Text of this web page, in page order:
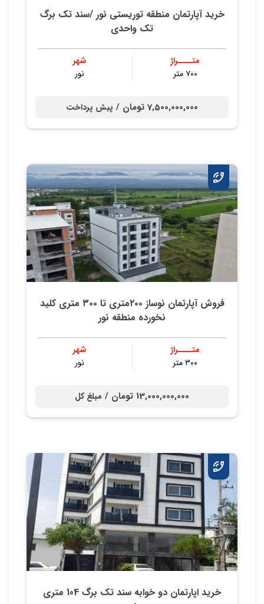
خرید آپارتمان منطقه توریستی نور /سند تک برگ
تک واحدی
متــــراژ
۷۰۰ متر
شهر
نور
7,500,000,000 تومان / پیش پرداخت
فروش آپارتمان نوساز ۲۰۰متری تا ۳۰۰ متری کلید
نخورده منطقه نور
متــــراژ
۳۰۰ متر
شهر
نور
13,000,000,000 تومان / مبلغ کل
خرید اپارتمان دو خوابه سند تک برگ 104 متری